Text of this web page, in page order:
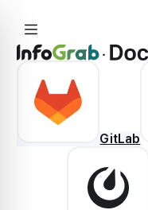
GitLab